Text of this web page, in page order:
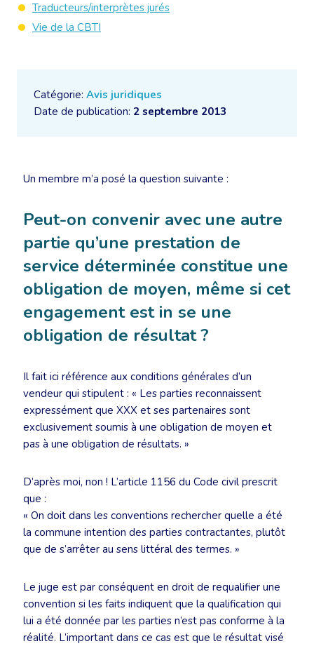
Catégorie: Avis juridiques
Date de publication: 2 septembre 2013
Un membre m’a posé la question suivante :
Peut-on convenir avec une autre
partie qu’une prestation de
service déterminée constitue une
obligation de moyen, même si cet
engagement est in se une
obligation de résultat ?
Il fait ici référence aux conditions générales d’un
vendeur qui stipulent : « Les parties reconnaissent
expressément que XXX et ses partenaires sont
exclusivement soumis à une obligation de moyen et
pas à une obligation de résultats. »
D’après moi, non ! L’article 1156 du Code civil prescrit
que :
« On doit dans les conventions rechercher quelle a été
la commune intention des parties contractantes, plutôt
que de s’arrêter au sens littéral des termes. »
Le juge est par conséquent en droit de requalifier une
convention si les faits indiquent que la qualification qui
lui a été donnée par les parties n’est pas conforme à la
réalité. L’important dans ce cas est que le résultat visé
Traducteurs/interprètes jurés
Vie de la CBTI